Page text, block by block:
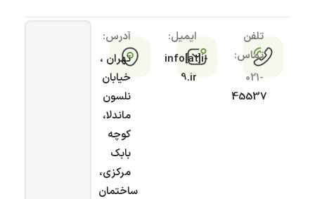
تلفن
تماس:
021-
45537
ایمیل:
info[at]i-
9.ir
آدرس:
تهران ،
خیابان
نلسون
ماندلا،
کوچه
بابک
مرکزی،
ساختمان